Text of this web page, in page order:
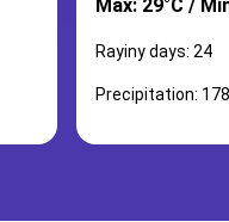
Max: 29°C /
Rayiny days: 24
Precipitation: